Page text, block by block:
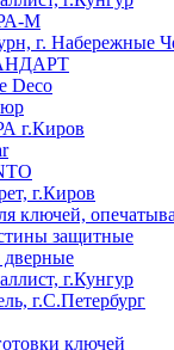
М
г. Набережные
Deco
г.Киров
г.Киров
ключей,
защитные
г.Кунгур
г.С.Петербург
ключей